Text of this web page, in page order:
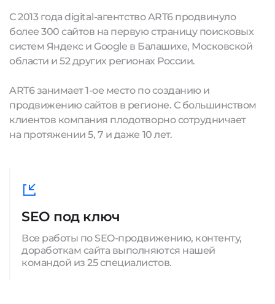
С 2013 года digital-агентство ART6 продвинуло
более 300 сайтов на первую страницу поисковых
систем Яндекс и Google в Балашихе, Московской
области и 52 других регионах России.
ART6 занимает 1-ое место по созданию и
продвижению сайтов в регионе. С большинством
клиентов компания плодотворно сотрудничает
на протяжении 5, 7 и даже 10 лет.
SEO под ключ
Все работы по SEO-продвижению, контенту,
доработкам сайта выполняются нашей
командой из 25 специалистов.